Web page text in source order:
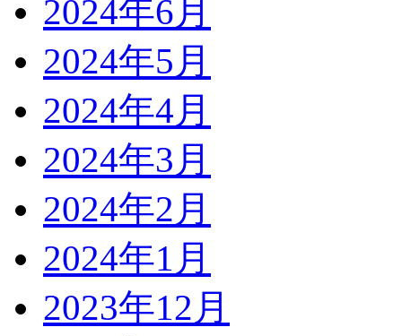
2024年6月
2024年5月
2024年4月
2024年3月
2024年2月
2024年1月
2023年12月